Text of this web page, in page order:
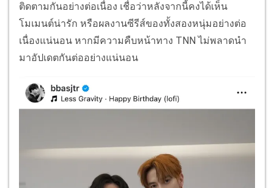
ติดตามกันอย่างต่อเนื่อง เชื่อว่าหลังจากนี้คงได้เห็น
โมเมนต์น่ารัก หรือผลงานซีรีส์ของทั้งสองหนุ่มอย่างต่อ
เนื่องแน่นอน หากมีความคืบหน้าทาง TNN ไม่พลาดนำ
มาอัปเดตกันต่ออย่างแน่นอน